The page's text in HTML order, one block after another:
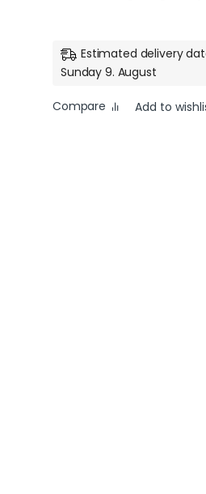
Estimated delivery
Sunday 9. August
Compare Add to